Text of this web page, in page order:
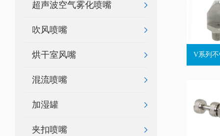
超声波空气雾化喷嘴
吹风喷嘴
烘干室风嘴
混流喷嘴
加湿罐
夹扣喷嘴
V系列